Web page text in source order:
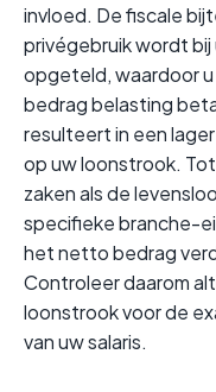
invloed. De fiscale
privégebruik wordt bij
opgeteld, waardoor
bedrag belasting
resulteert in een
op uw loonstrook.
zaken als de
specifieke branche-
het netto bedrag
Controleer daarom
loonstrook voor de
van uw salaris.